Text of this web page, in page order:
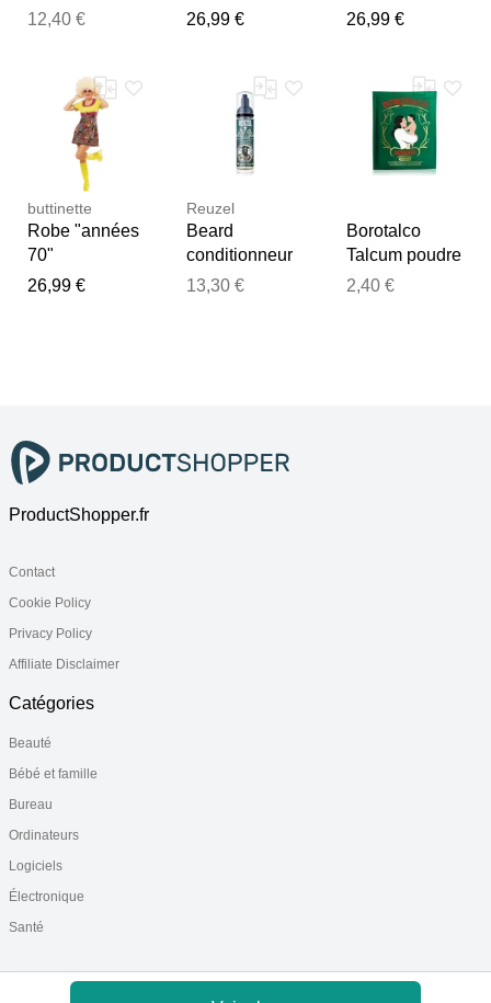
Diapers
cm Mint 3 pcs
12,40 €
26,99 €
26,99 €
buttinette
Robe "années
70"
26,99 €
Reuzel
Beard
conditionneur
pour barbe 70
13,30 €
Borotalco
Talcum poudre
corps 70 g
2,40 €
ProductShopper.fr
Contact
Cookie Policy
Privacy Policy
Affiliate Disclaimer
Catégories
Beauté
Bébé et famille
Bureau
Ordinateurs
Logiciels
Électronique
Santé